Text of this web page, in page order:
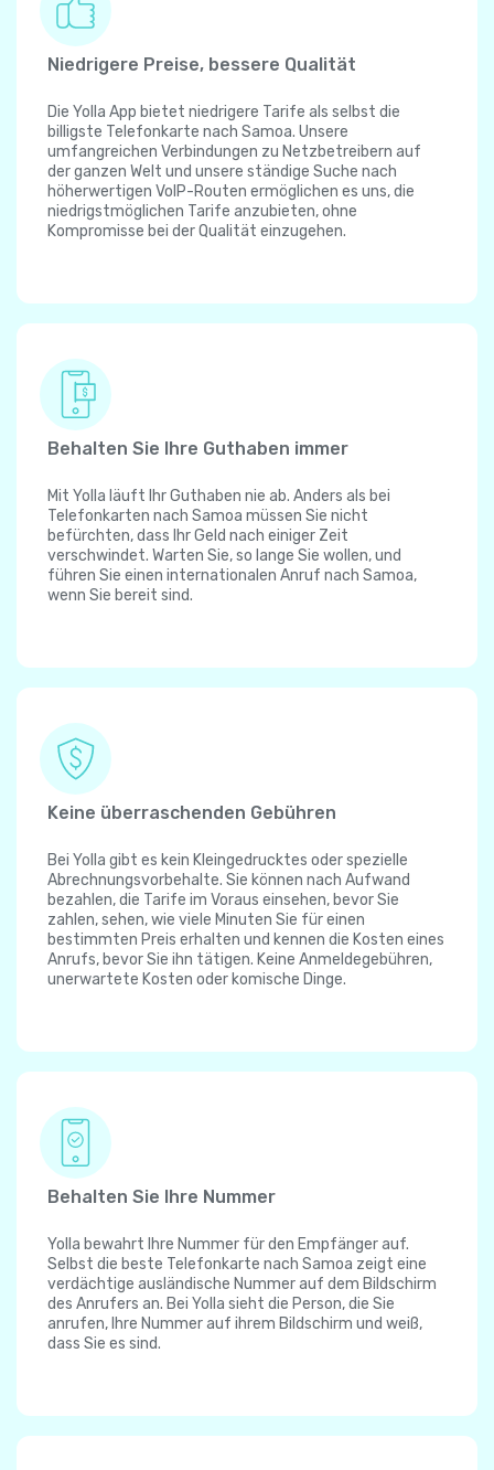
Niedrigere Preise, bessere Qualität
Die Yolla App bietet niedrigere Tarife als selbst die
billigste Telefonkarte nach Samoa. Unsere
umfangreichen Verbindungen zu Netzbetreibern auf
der ganzen Welt und unsere ständige Suche nach
höherwertigen VoIP-Routen ermöglichen es uns, die
niedrigstmöglichen Tarife anzubieten, ohne
Kompromisse bei der Qualität einzugehen.
Behalten Sie Ihre Guthaben immer
Mit Yolla läuft Ihr Guthaben nie ab. Anders als bei
Telefonkarten nach Samoa müssen Sie nicht
befürchten, dass Ihr Geld nach einiger Zeit
verschwindet. Warten Sie, so lange Sie wollen, und
führen Sie einen internationalen Anruf nach Samoa,
wenn Sie bereit sind.
Keine überraschenden Gebühren
Bei Yolla gibt es kein Kleingedrucktes oder spezielle
Abrechnungsvorbehalte. Sie können nach Aufwand
bezahlen, die Tarife im Voraus einsehen, bevor Sie
zahlen, sehen, wie viele Minuten Sie für einen
bestimmten Preis erhalten und kennen die Kosten eines
Anrufs, bevor Sie ihn tätigen. Keine Anmeldegebühren,
unerwartete Kosten oder komische Dinge.
Behalten Sie Ihre Nummer
Yolla bewahrt Ihre Nummer für den Empfänger auf.
Selbst die beste Telefonkarte nach Samoa zeigt eine
verdächtige ausländische Nummer auf dem Bildschirm
des Anrufers an. Bei Yolla sieht die Person, die Sie
anrufen, Ihre Nummer auf ihrem Bildschirm und weiß,
dass Sie es sind.